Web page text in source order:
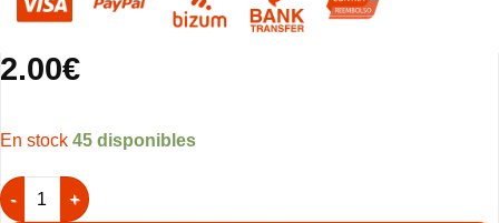
2.00€
45 disponibles
Carbón Tres Reyes 40mm - Pack de 10 pastillas cantidad